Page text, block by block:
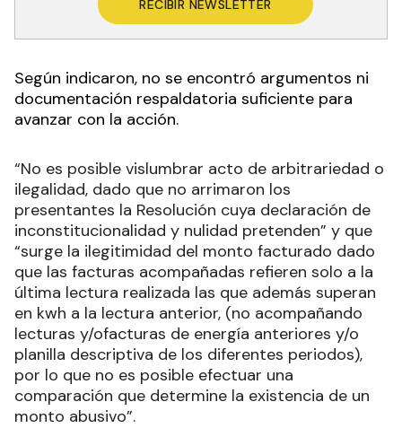
RECIBIR NEWSLETTER
Según indicaron, no se encontró argumentos ni
documentación respaldatoria suficiente para
avanzar con la acción.
“No es posible vislumbrar acto de arbitrariedad o
ilegalidad, dado que no arrimaron los
presentantes la Resolución cuya declaración de
inconstitucionalidad y nulidad pretenden” y que
“surge la ilegitimidad del monto facturado dado
que las facturas acompañadas refieren solo a la
última lectura realizada las que además superan
en kwh a la lectura anterior, (no acompañando
lecturas y/ofacturas de energía anteriores y/o
planilla descriptiva de los diferentes periodos),
por lo que no es posible efectuar una
comparación que determine la existencia de un
monto abusivo”.